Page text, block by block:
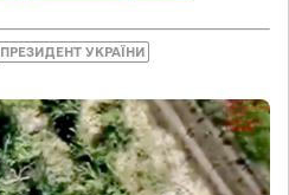
ПРЕЗИДЕНТ УКРАЇНИ